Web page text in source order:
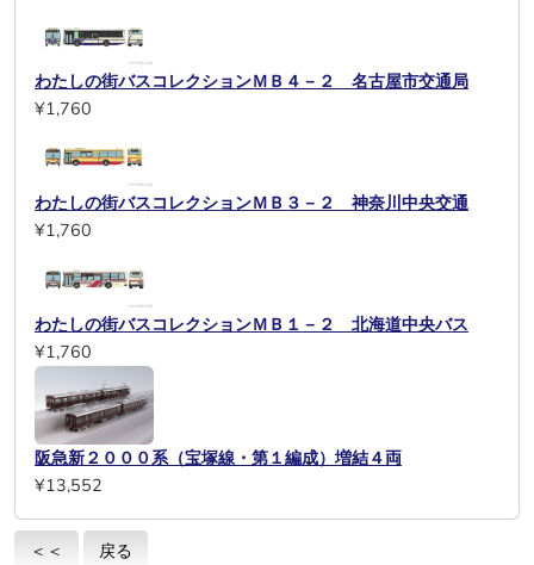
わたしの街バスコレクションＭＢ４－２ 名古屋市交通局
¥1,760
わたしの街バスコレクションＭＢ３－２ 神奈川中央交通
¥1,760
わたしの街バスコレクションＭＢ１－２ 北海道中央バス
¥1,760
阪急新２０００系（宝塚線・第１編成）増結４両
¥13,552
＜＜ 戻る